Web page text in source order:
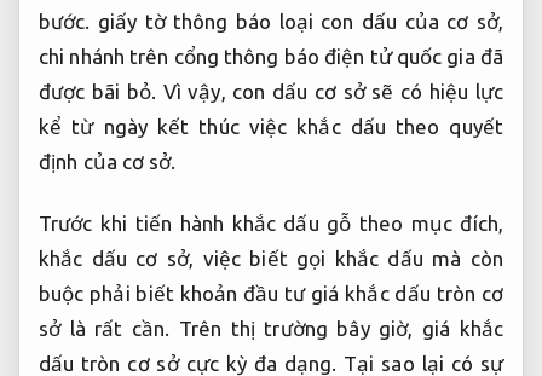
bước.
giấy tờ thông báo loại con dấu của cơ sở,
chi nhánh trên cổng thông báo điện tử quốc gia đã
được bãi bỏ. Vì vậy, con dấu cơ sở sẽ có hiệu lực
kể từ ngày kết thúc việc khắc dấu theo quyết
định của cơ sở.
Trước khi tiến hành khắc dấu gỗ theo mục đích,
khắc dấu cơ sở, việc biết gọi khắc dấu mà còn
buộc phải biết khoản đầu tư giá khắc dấu tròn cơ
sở là rất cần. Trên thị trường bây giờ, giá khắc
dấu tròn cơ sở cực kỳ đa dạng. Tại sao lại có sự